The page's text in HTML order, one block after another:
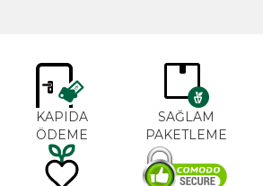
KAPIDA
ÖDEME
SAĞLAM
PAKETLEME